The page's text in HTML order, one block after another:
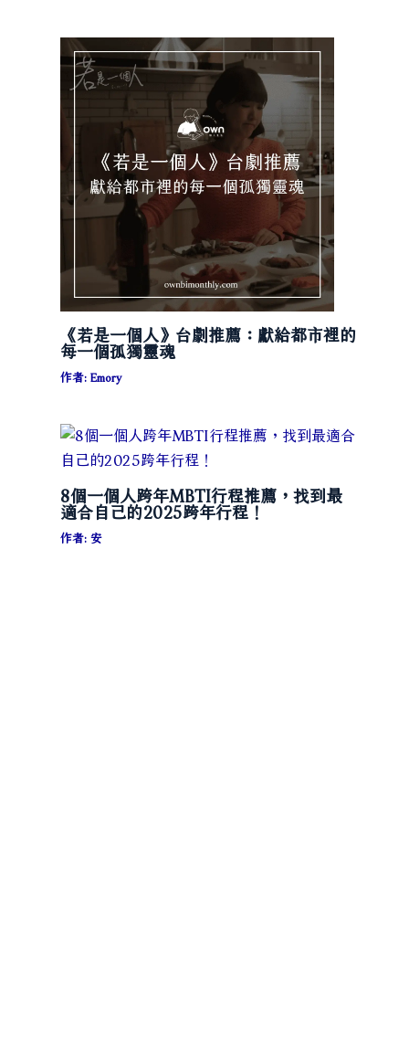
《若是一個人》台劇推薦：獻給都市裡的
每一個孤獨靈魂
作者:Emory
8個一個人跨年MBTI行程推薦，找到最
適合自己的2025跨年行程！
作者:安